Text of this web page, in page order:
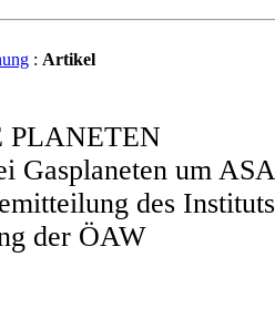
: Artikel
PLANETEN
Gasplaneten um
des
der ÖAW